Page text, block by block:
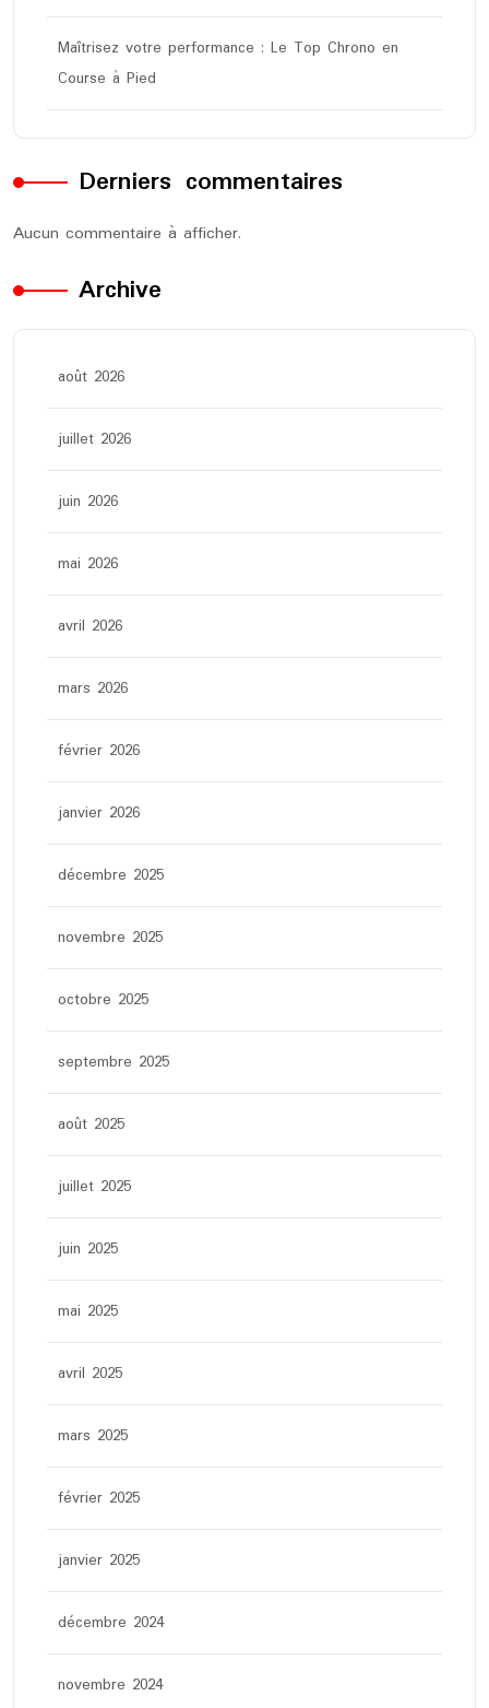
Maîtrisez votre performance : Le Top Chrono en
Course à Pied
Derniers commentaires
Aucun commentaire à afficher.
Archive
août 2026
juillet 2026
juin 2026
mai 2026
avril 2026
mars 2026
février 2026
janvier 2026
décembre 2025
novembre 2025
octobre 2025
septembre 2025
août 2025
juillet 2025
juin 2025
mai 2025
avril 2025
mars 2025
février 2025
janvier 2025
décembre 2024
novembre 2024